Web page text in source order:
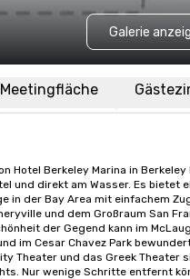
Galerie
Meetingfläche
Hotel Berkeley Marina in
und direkt am Wasser. Es bietet
in der Bay Area mit einfachem
und dem Großraum San
der Gegend kann im
im Cesar Chavez Park
Theater und das Greek Theater
Nur wenige Schritte entfernt